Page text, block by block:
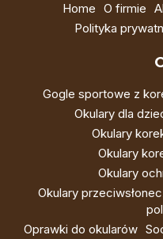
Home O firmie
Polityka
Gogle sportowe z
Okulary dla
Okulary
Okulary
Okulary
Okulary
Oprawki do okularów